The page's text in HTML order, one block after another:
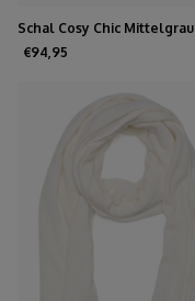
Schal Cosy Chic Mittelgrau
Melee
€94,95